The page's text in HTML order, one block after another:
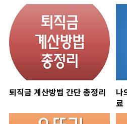
퇴직금 계산방법 간단 총정리
나
료